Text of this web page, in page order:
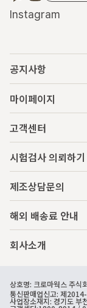
Instagram
공지사항
마이페이지
고객센터
시험검사 의뢰하기
제조상담문의
해외 배송료 안내
회사소개
상호명: 크로마웍스 주식
통신판매업신고: 제
사업장소재지: 경기도 부